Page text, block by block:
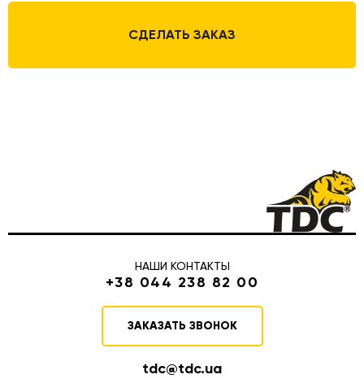
СДЕЛАТЬ ЗАКАЗ
НАШИ КОНТАКТЫ
+38 044 238 82 00
ЗАКАЗАТЬ ЗВОНОК
tdc@tdc.ua